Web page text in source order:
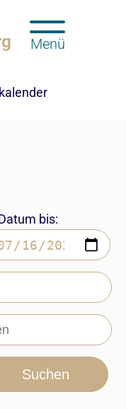
Menü
bis:
Suchen